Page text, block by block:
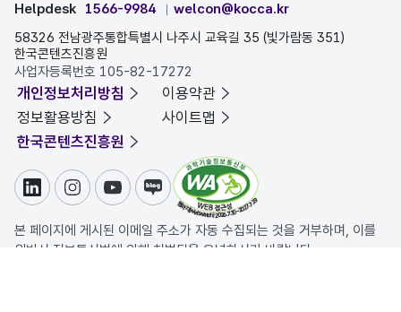
Helpdesk 1566-9984
welcon@kocca.kr
58326 전남광주통합특별시 나주시 교육길 35 (빛가람동 351)
한국콘텐츠진흥원
사업자등록번호 105-82-17272
개인정보처리방침
이용약관
정보활용방침
사이트맵
한국콘텐츠진흥원
링크드인인스타그램
유튜브블로그
본 페이지에 게시된 이메일 주소가 자동 수집되는 것을 거부하며, 이를
위반시 정보통신법에 의해 처벌됨을 유념하시기 바랍니다.